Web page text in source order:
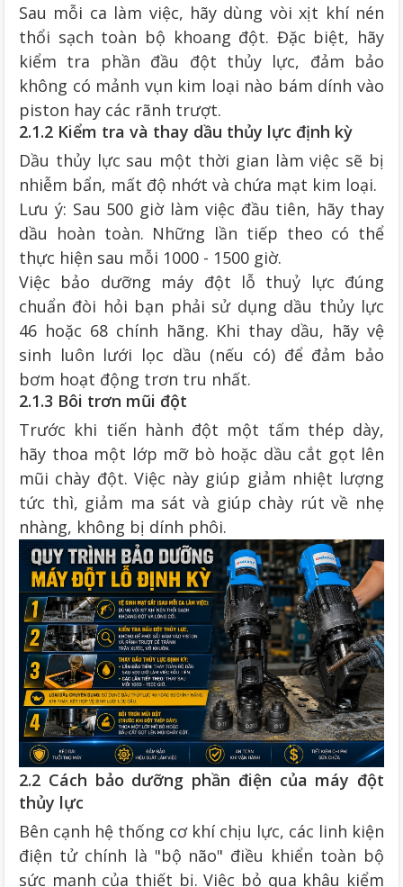
Sau mỗi ca làm việc, hãy dùng vòi xịt khí nén
thổi sạch toàn bộ khoang đột. Đặc biệt, hãy
kiểm tra phần đầu đột thủy lực, đảm bảo
không có mảnh vụn kim loại nào bám dính vào
piston hay các rãnh trượt.
2.1.2 Kiểm tra và thay dầu thủy lực định kỳ
Dầu thủy lực sau một thời gian làm việc sẽ bị
nhiễm bẩn, mất độ nhớt và chứa mạt kim loại.
Lưu ý: Sau 500 giờ làm việc đầu tiên, hãy thay
dầu hoàn toàn. Những lần tiếp theo có thể
thực hiện sau mỗi 1000 - 1500 giờ.
Việc bảo dưỡng máy đột lỗ thuỷ lực đúng
chuẩn đòi hỏi bạn phải sử dụng dầu thủy lực
46 hoặc 68 chính hãng. Khi thay dầu, hãy vệ
sinh luôn lưới lọc dầu (nếu có) để đảm bảo
bơm hoạt động trơn tru nhất.
2.1.3 Bôi trơn mũi đột
Trước khi tiến hành đột một tấm thép dày,
hãy thoa một lớp mỡ bò hoặc dầu cắt gọt lên
mũi chày đột. Việc này giúp giảm nhiệt lượng
tức thì, giảm ma sát và giúp chày rút về nhẹ
nhàng, không bị dính phôi.
2.2 Cách bảo dưỡng phần điện của máy đột
thủy lực
Bên cạnh hệ thống cơ khí chịu lực, các linh kiện
điện tử chính là "bộ não" điều khiển toàn bộ
sức mạnh của thiết bị. Việc bỏ qua khâu kiểm